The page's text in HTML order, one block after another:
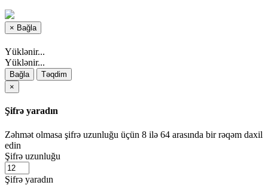
× Bağla
Yüklənir...
Yüklənir...
Bağla
Təqdim
×
Şifrə yaradın
Zəhmət olmasa şifrə uzunluğu üçün 8 ilə 64 arasında bir rəqəm daxil
edin
Şifrə uzunluğu
Şifrə yaradın